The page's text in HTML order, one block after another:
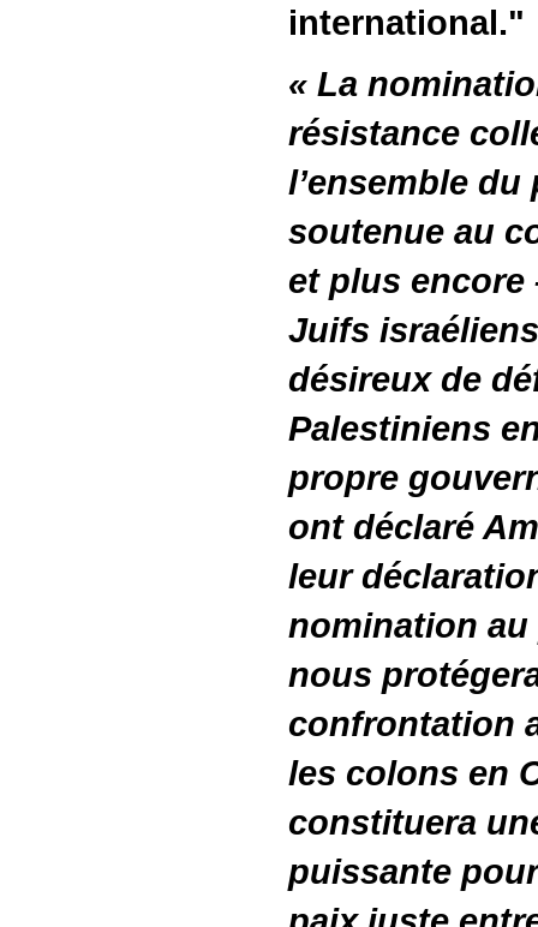
international."
« La
résistance
l’ensemble
soutenue au
et plus encore
Juifs
désireux de
Palestiniens
propre
ont déclaré
leur
nomination au
nous
confrontation
les colons en
constituera
puissante